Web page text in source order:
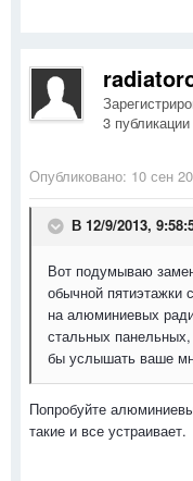
3 публикации
Опубликовано: 10 сен
В 12/9/2013,
Вот подумываю
обычной пятиэтажки
на алюминиевых
стальных
бы услышать ваше
Попробуйте
такие и все устраивает.